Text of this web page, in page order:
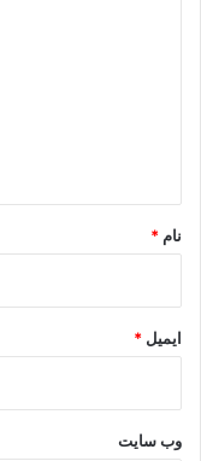
نام *
ایمیل *
وب‌ سایت